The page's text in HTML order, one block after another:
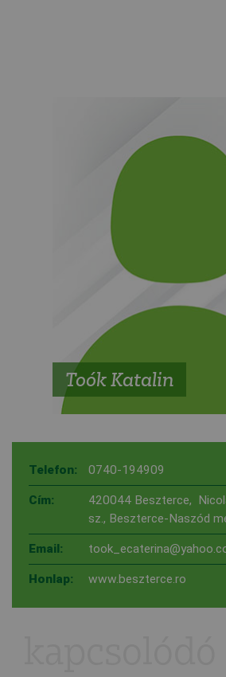
Toók Katalin
Telefon: 0740-194909
Cím:
420044 Beszterce,
sz., Beszterce-Naszód
Email:
Honlap: www.beszterce.ro